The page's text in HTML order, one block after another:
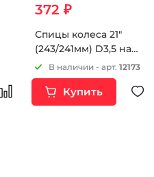
372 ₽
Спицы колеса 21"
(243/241мм) D3,5 на
мотоцикл 6шт
В наличии - арт. 12173
Купить